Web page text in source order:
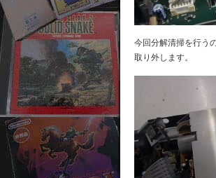
今回分解清掃を行う
取り外します。